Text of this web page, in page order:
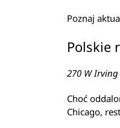
Poznaj
Polskie
270 W
Choć
Chicago,